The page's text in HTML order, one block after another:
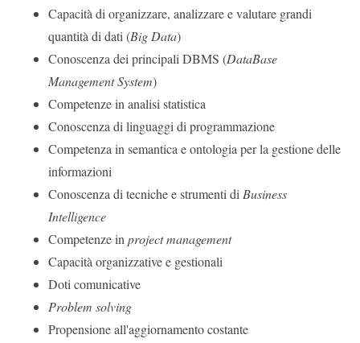
Capacità di organizzare, analizzare e valutare grandi
quantità di dati (Big Data)
Conoscenza dei principali DBMS (DataBase
Management System)
Competenze in analisi statistica
Conoscenza di linguaggi di programmazione
Competenza in semantica e ontologia per la gestione delle
informazioni
Conoscenza di tecniche e strumenti di Business
Intelligence
Competenze in project management
Capacità organizzative e gestionali
Doti comunicative
Problem solving
Propensione all'aggiornamento costante